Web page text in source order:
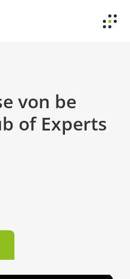
von be
of Experts